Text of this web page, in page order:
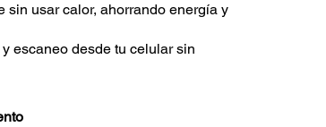
sin usar calor, ahorrando energía y
escaneo desde tu celular sin